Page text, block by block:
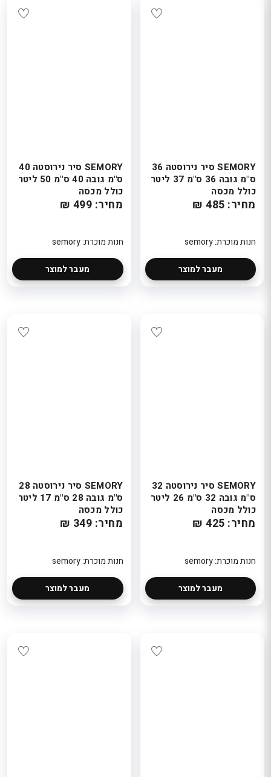
SEMORY סיר נירוסטה 36
ס"מ גובה 36 ס"מ 37 ליטר
כולל מכסה
מחיר: 485 ₪
חנות מוכרת: semory
מעבר למוצר
SEMORY סיר נירוסטה 40
ס"מ גובה 40 ס"מ 50 ליטר
כולל מכסה
מחיר: 499 ₪
חנות מוכרת: semory
מעבר למוצר
SEMORY סיר נירוסטה 32
ס"מ גובה 32 ס"מ 26 ליטר
כולל מכסה
מחיר: 425 ₪
חנות מוכרת: semory
מעבר למוצר
SEMORY סיר נירוסטה 28
ס"מ גובה 28 ס"מ 17 ליטר
כולל מכסה
מחיר: 349 ₪
חנות מוכרת: semory
מעבר למוצר